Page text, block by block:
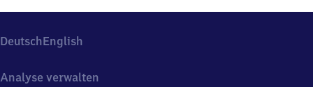
DeutschEnglish
Analyse verwalten